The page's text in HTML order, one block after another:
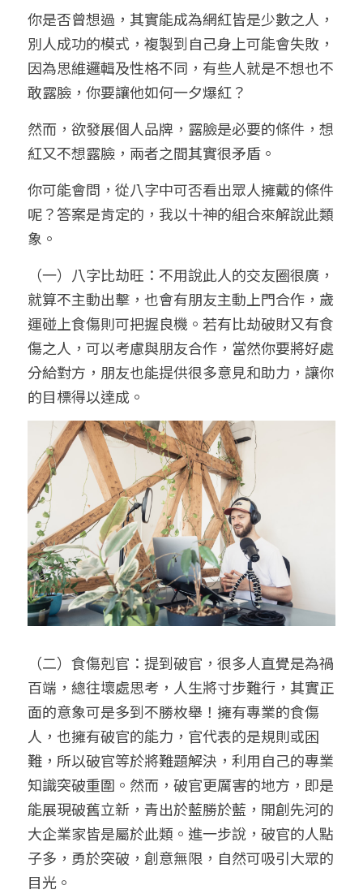
五行計算高階班
團隊訓練營
support@p8zicourse.com
你是否曾想過，其實能成為網紅皆是少數之人，
別人成功的模式，複製到自己身上可能會失敗，
因為思維邏輯及性格不同，有些人就是不想也不
敢露臉，你要讓他如何一夕爆紅？
然而，欲發展個人品牌，露臉是必要的條件，想
紅又不想露臉，兩者之間其實很矛盾。
你可能會問，從八字中可否看出眾人擁戴的條件
呢？答案是肯定的，我以十神的組合來解說此類
象。
（一）八字比劫旺：不用說此人的交友圈很廣，
就算不主動出擊，也會有朋友主動上門合作，歲
運碰上食傷則可把握良機。若有比劫破財又有食
傷之人，可以考慮與朋友合作，當然你要將好處
分給對方，朋友也能提供很多意見和助力，讓你
的目標得以達成。
（二）食傷剋官：提到破官，很多人直覺是為禍
百端，總往壞處思考，人生將寸步難行，其實正
面的意象可是多到不勝枚舉！擁有專業的食傷
人，也擁有破官的能力，官代表的是規則或困
難，所以破官等於將難題解決，利用自己的專業
知識突破重圍。然而，破官更厲害的地方，即是
能展現破舊立新，青出於藍勝於藍，開創先河的
大企業家皆是屬於此類。進一步說，破官的人點
子多，勇於突破，創意無限，自然可吸引大眾的
目光。